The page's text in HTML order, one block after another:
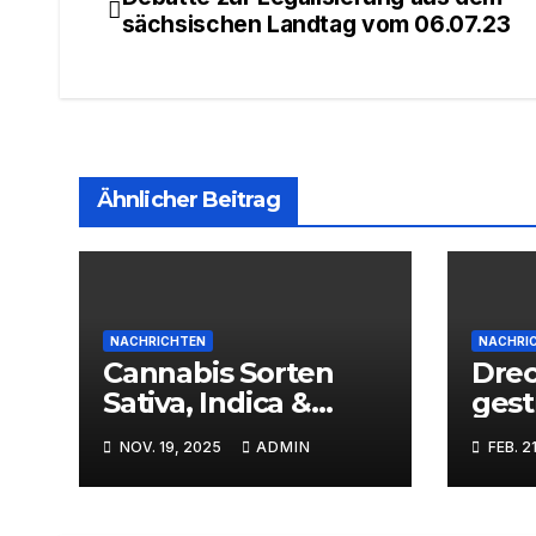
sächsischen Landtag vom 06.07.23
Ähnlicher Beitrag
NACHRICHTEN
Cannabis Sorten
Sativa, Indica &
NOV. 19, 2025 ADMIN FEB.